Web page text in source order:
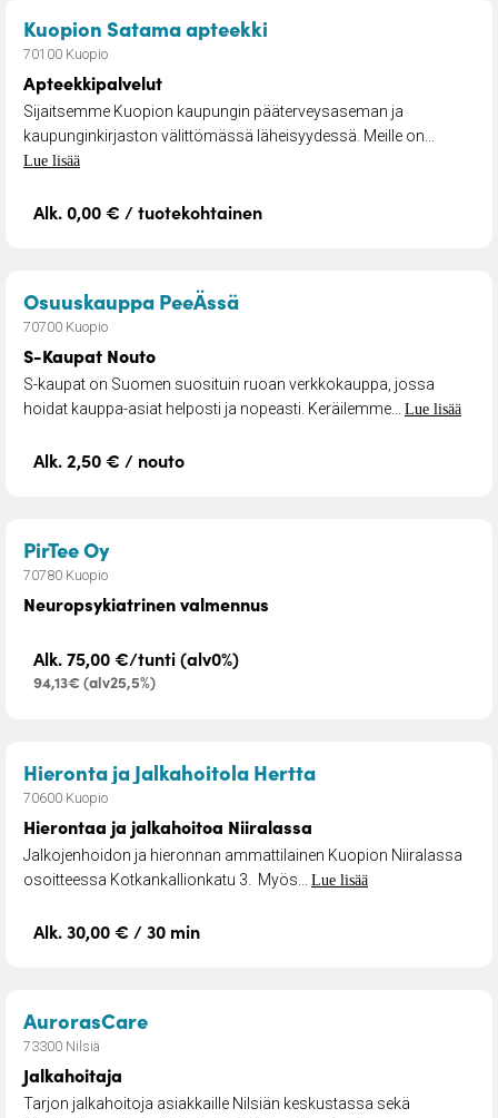
Kuopion Satama apteekki
70100 Kuopio
Apteekkipalvelut
Sijaitsemme Kuopion kaupungin pääterveysaseman ja
kaupunginkirjaston välittömässä läheisyydessä. Meille on...
Lue lisää
Alk. 0,00 € / tuotekohtainen
Osuuskauppa PeeÄssä– S-Kaupat Nouto
70700 Kuopio
S-Kaupat Nouto
S-kaupat on Suomen suosituin ruoan verkkokauppa, jossa
hoidat kauppa-asiat helposti ja nopeasti. Keräilemme... Lue lisää
Alk. 2,50 € / nouto
PirTee Oy– Neuropsykiatrinen valmennus
70780 Kuopio
Neuropsykiatrinen valmennus
Alk. 75,00 €/tunti (alv0%)
94,13€ (alv25,5%)
Hieronta ja Jalkahoitola Hertta– Hierontaa ja
70600 Kuopio
Hierontaa ja jalkahoitoa Niiralassa
Jalkojenhoidon ja hieronnan ammattilainen Kuopion Niiralassa
osoitteessa Kotkankallionkatu 3. Myös... Lue lisää
Alk. 30,00 € / 30 min
AurorasCare– Jalkahoitaja
73300 Nilsiä
Jalkahoitaja
Tarjon jalkahoitoja asiakkaille Nilsiän keskustassa sekä